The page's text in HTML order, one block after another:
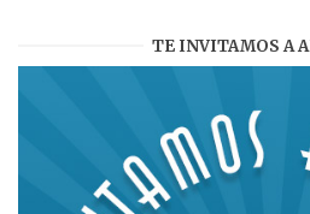
TE INVITAMOS A